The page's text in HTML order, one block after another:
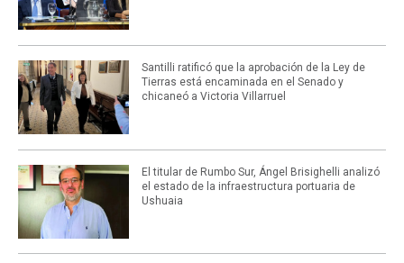
Santilli ratificó que la aprobación de la Ley de
Tierras está encaminada en el Senado y
chicaneó a Victoria Villarruel
El titular de Rumbo Sur, Ángel Brisighelli analizó
el estado de la infraestructura portuaria de
Ushuaia